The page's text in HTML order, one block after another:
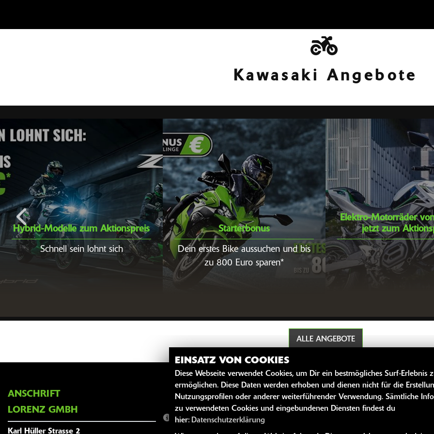
Kawasaki Angebote
Hybrid-Modelle zum Aktionspreis
Schnell sein lohnt sich
Starterbonus
Dein erstes Bike aussuchen und bis
zu 800 Euro sparen*
Elektro-Motorräder
jetzt zum
ALLE ANGEBOTE
ANSCHRIFT
LORENZ GMBH
Karl Hüller Strasse 2
ÖFFNUNGSZEITEN
Montag:
geschlossen
WEITERE
Kawasaki News
EINSATZ VON COOKIES
Diese Webseite verwendet Cookies, um Dir ein bestmögliches Surf-Erlebnis
ermöglichen. Diese Daten werden erhoben und dienen nicht für die
Nutzungsprofilen oder anderer weiterführender Verwendung. Sämtliche
zu verwendeten Cookies und eingebundenen Diensten findest du
hier: Datenschutzerklärung